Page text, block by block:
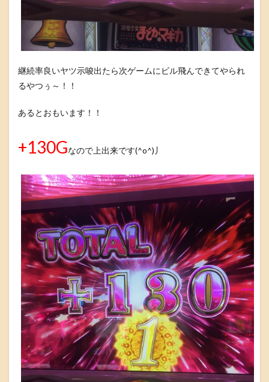
継続率良いヤツ示唆出たら次ゲームにビル飛んできてやられ
るやつぅ～！！
あるとおもいます！！
+130Gなので上出来です(^o^)丿